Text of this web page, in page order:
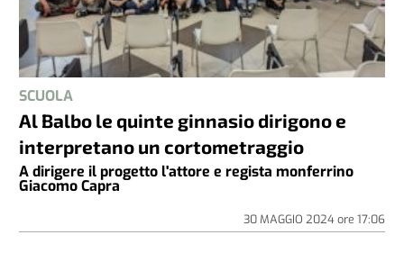
SCUOLA
Al Balbo le quinte ginnasio dirigono e
interpretano un cortometraggio
A dirigere il progetto l'attore e regista monferrino
Giacomo Capra
30 MAGGIO 2024ore 17:06